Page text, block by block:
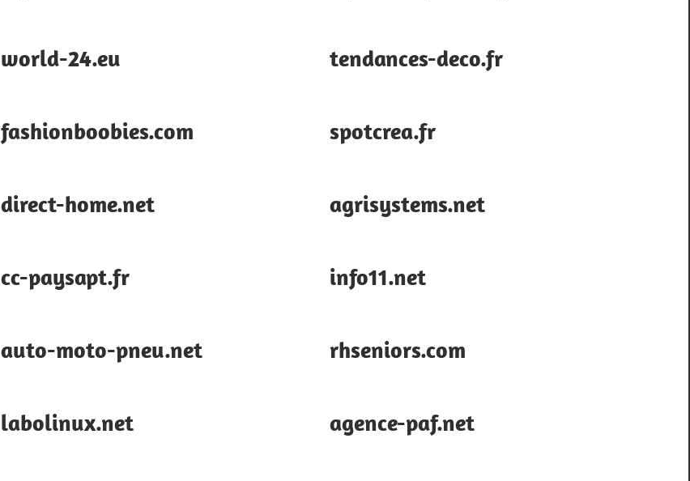
world-24.eu tendances-deco.fr
fashionboobies.com spotcrea.fr
direct-home.net agrisystems.net
cc-paysapt.fr info11.net
auto-moto-pneu.net rhseniors.com
labolinux.net agence-paf.net